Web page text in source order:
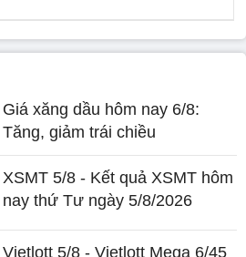
Giá xăng dầu hôm nay 6/8:
Tăng, giảm trái chiều
XSMT 5/8 - Kết quả XSMT hôm
nay thứ Tư ngày 5/8/2026
Vietlott 5/8 - Vietlott Mega 6/45